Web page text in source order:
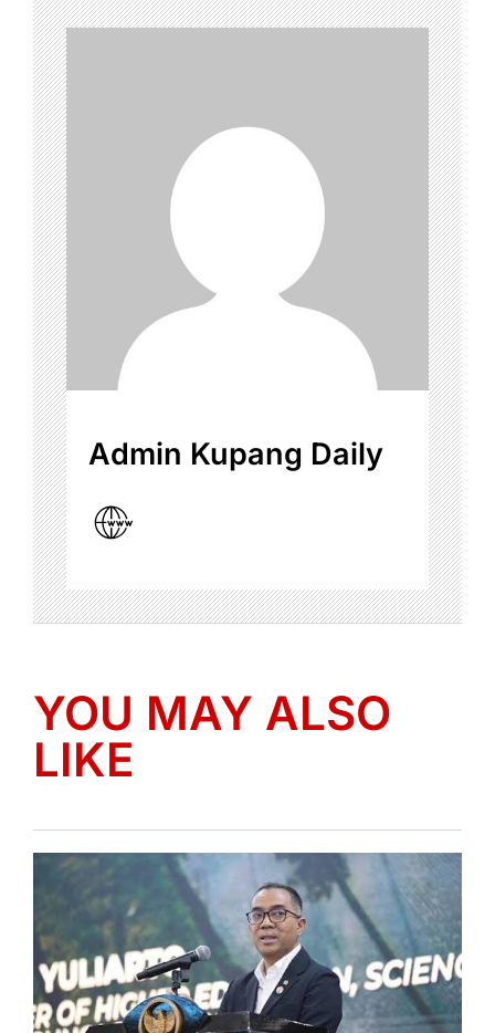
Admin Kupang Daily
YOU MAY ALSO
LIKE